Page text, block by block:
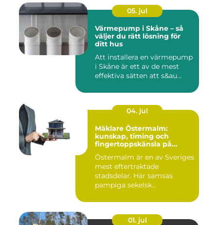
05. jul
Värmepump i Skåne – så
väljer du rätt lösning för
ditt hus
Att installera en värmepump
i Skåne är ett av de mest
effektiva sätten att s&au...
04. jul
Mäklare Östermalm:
kunskap, timing och
fingertoppskänsla på
stockholms mest klassiska
adress
Östermalm är en av Sveriges
mest eftertraktade
stadsdelar. Här samsas
pampiga sekelsk...
01. jul